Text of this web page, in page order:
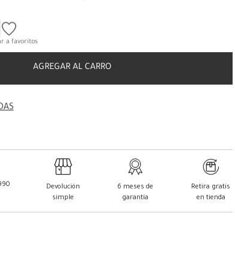
AGREGAR AL CARRO
Devolución
simple
6 meses de
garantía
Retira gratis
en tienda